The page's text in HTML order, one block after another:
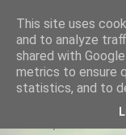
Desde Cuenca
This site uses
and to analyze
shared with
metrics to ensure
statistics, and to